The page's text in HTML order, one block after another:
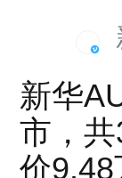
新华
市，
价